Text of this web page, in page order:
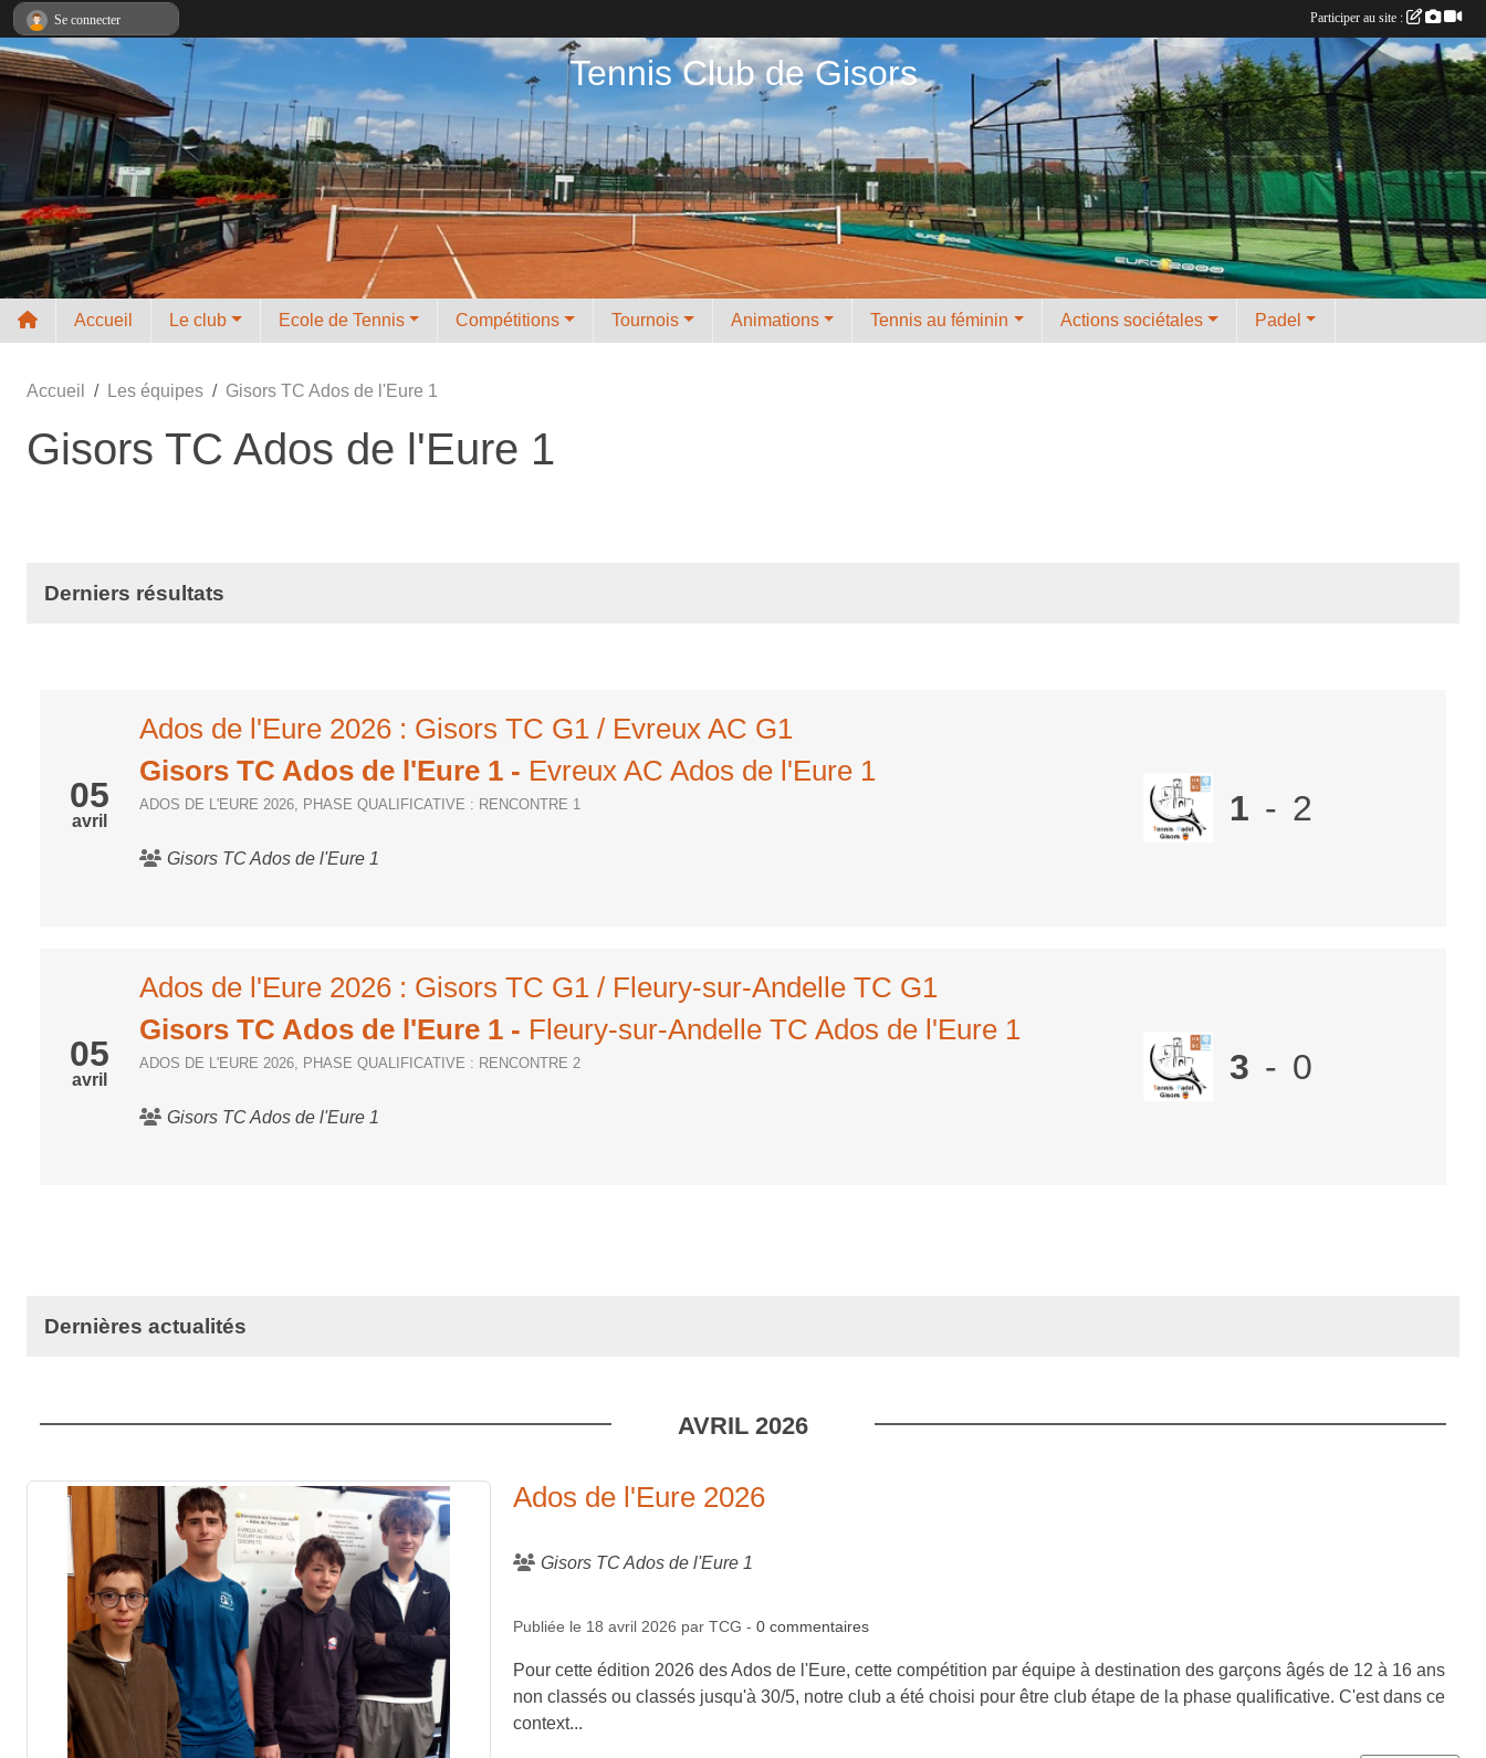
Tennis Club de Gisors
Accueil Le club Ecole de Tennis Compétitions Tournois Animations Tennis au féminin Actions sociétales Padel
Accueil Les équipes Gisors TC Ados de l'Eure 1
Gisors TC Ados de l'Eure 1
Derniers résultats
05
avril
Ados de l'Eure 2026 : Gisors TC G1 / Evreux AC G1
Gisors TC Ados de l'Eure 1 - Evreux AC Ados de l'Eure 1
ADOS DE L'EURE 2026, PHASE QUALIFICATIVE : RENCONTRE 1
Gisors TC Ados de l'Eure 1
1 - 2
05
avril
Ados de l'Eure 2026 : Gisors TC G1 / Fleury-sur-Andelle TC G1
Gisors TC Ados de l'Eure 1 - Fleury-sur-Andelle TC Ados de l'Eure 1
ADOS DE L'EURE 2026, PHASE QUALIFICATIVE : RENCONTRE 2
Gisors TC Ados de l'Eure 1
3 - 0
Dernières actualités
AVRIL 2026
Ados de l'Eure 2026
Gisors TC Ados de l'Eure 1
Publiée le 18 avril 2026 par TCG - 0 commentaires
Pour cette édition 2026 des Ados de l'Eure, cette compétition par équipe à destination des garçons âgés de 12 à 16 ans
non classés ou classés jusqu'à 30/5, notre club a été choisi pour être club étape de la phase qualificative. C'est dans ce
context...
Se connecter Participer au site :
Panneau de gestion des cookies